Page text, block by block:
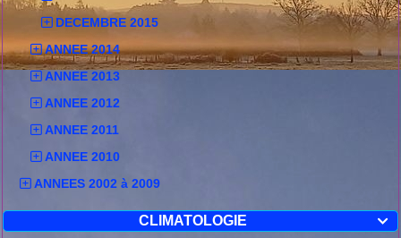
DECEMBRE 2015
ANNEE 2014
ANNEE 2013
ANNEE 2012
ANNEE 2011
ANNEE 2010
ANNEES 2002 à 2009

CLIMATOLOGIE